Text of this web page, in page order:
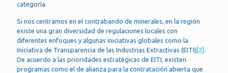
categoría.
Si nos centramos en el contrabando de minerales, en la región
existe una gran diversidad de regulaciones locales con
diferentes enfoques y algunas iniciativas globales como la
Iniciativa de Transparencia de las Industrias Extractivas (EITI) [2] .
De acuerdo a las prioridades estratégicas de EITI, existen
programas como el de alianza para la contratación abierta que